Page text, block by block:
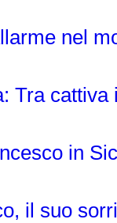
nel
Tra
in
il suo